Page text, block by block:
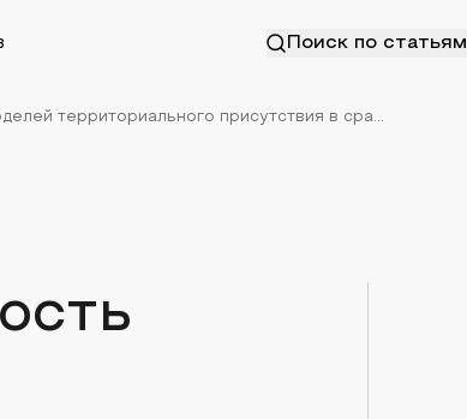
Поиск по статьям
территориального присутствия в сра...